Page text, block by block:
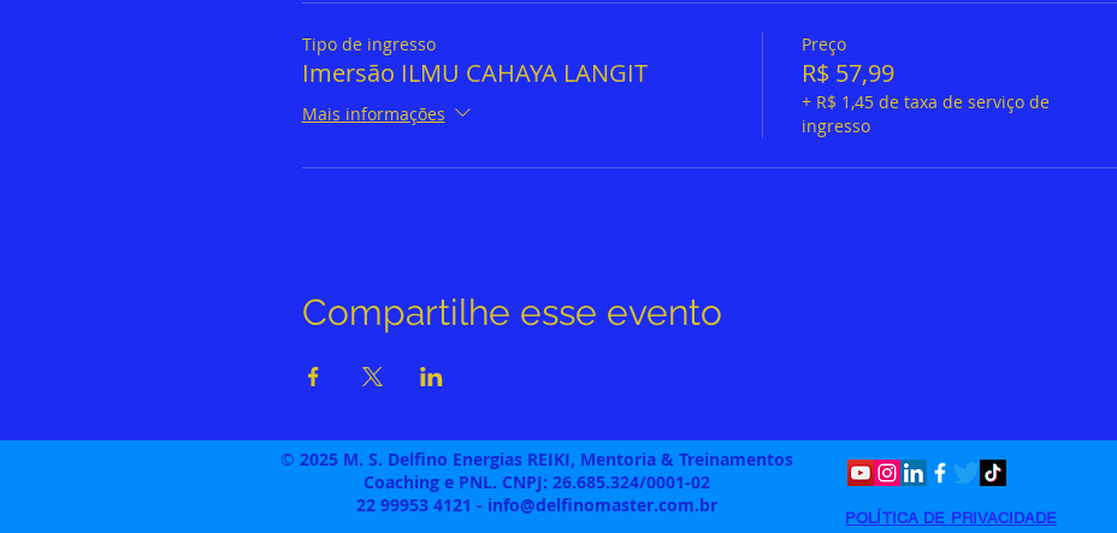
Tipo de ingresso
Imersão ILMU CAHAYA LANGIT
Mais informações
Preço
R$ 57,99
+ R$ 1,45 de taxa de serviço de
ingresso
Compartilhe esse evento
© 2025 M. S. Delfino Energias REIKI, Mentoria & Treinamentos
Coaching e PNL. CNPJ: 26.685.324/0001-02
22 99953 4121 - info@delfinomaster.com.br
POLÍTICA DE PRIVACIDADE